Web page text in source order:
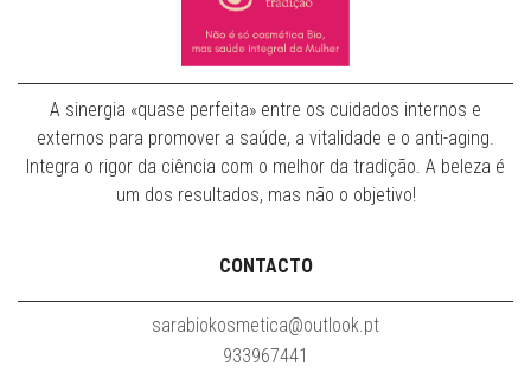
A sinergia «quase perfeita» entre os cuidados internos e
externos para promover a saúde, a vitalidade e o anti-aging.
Integra o rigor da ciência com o melhor da tradição. A beleza é
um dos resultados, mas não o objetivo!
CONTACTO
sarabiokosmetica@outlook.pt
933967441